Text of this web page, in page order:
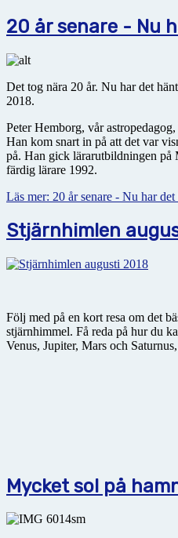
20 år senare - Nu
Det tog nära 20 år. Nu har det
2018.
Peter Hemborg, vår
Han kom snart in på att det var
på. Han gick lärarutbildningen
färdig lärare 1992.
Läs mer: 20 år senare - Nu har det
Stjärnhimlen
Följ med på en kort resa om det
stjärnhimmel. Få reda på hur du
Venus, Jupiter, Mars och
Mycket sol på